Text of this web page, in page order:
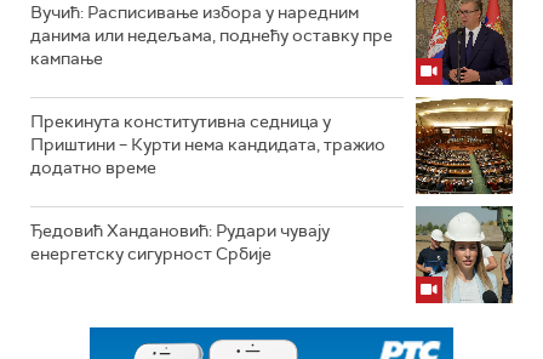
Вучић: Расписивање избора у наредним
данима или недељама, поднећу оставку пре
кампање
Прекинута конститутивна седница у
Приштини – Курти нема кандидата, тражио
додатно време
Ђедовић Хандановић: Рудари чувају
енергетску сигурност Србије